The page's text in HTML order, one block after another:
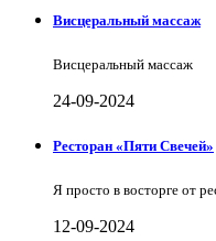
Висцеральный массаж
Висцеральный массаж
24-09-2024
Ресторан «Пяти Свечей»
Я просто в восторге от
12-09-2024